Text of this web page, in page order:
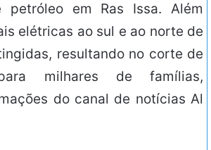
petróleo em Ras Issa. Além
elétricas ao sul e ao norte de
resultando no corte de
milhares de famílias,
do canal de notícias Al